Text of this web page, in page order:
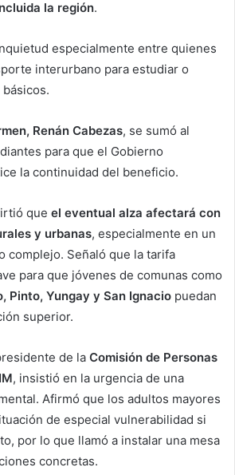
la región.
especialmente entre quienes
interurbano para estudiar o
Renán Cabezas, se sumó al
para que el Gobierno
la continuidad del beneficio.
que el eventual alza afectará con
y urbanas, especialmente en un
complejo. Señaló que la tarifa
para que jóvenes de comunas como
Pinto, Yungay y San Ignacio puedan
superior.
de la Comisión de Personas
, insistió en la urgencia de una
Afirmó que los adultos mayores
de especial vulnerabilidad si
por lo que llamó a instalar una mesa
concretas.